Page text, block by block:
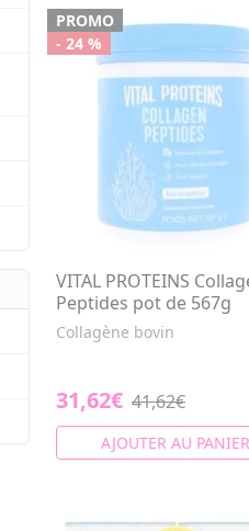
PROMO
- 24 %
VITAL PROTEINS
Peptides pot de 567g
Collagène bovin
31,62€ 41,62€
AJOUTER AU PANIER